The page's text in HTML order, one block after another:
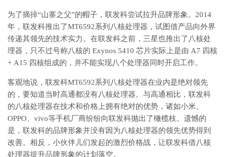
为了摘掉“山寨之父”的帽子，联发科尝试拉升品牌形象。2014
年，联发科推出了MT6592系列八核处理器，试图借产品向外界
传递其领先的技术实力。在联发科之前，三星也推出了八核处
理器，只不过号称八核的 Exynos 5410 芯片实际上是由 A7 四核
+ A15 四核组成的，并不能实现八个处理器同时开启工作。
客观地说，联发科MT6592系列八核处理器在业内是绝对领先
的，要知道当时高通都没有八核处理器。与高通相比，联发科
的八核处理器在技术和价格上拥有绝对的优势，诸如小米、
OPPO、vivo等手机厂商纷纷向联发科抛出了橄榄枝。遗憾的
是，联发科的品牌形象并没有因为八核处理器的领先优势得到
改善。相反，小伙伴儿们发起的激烈价格战，让联发科借八核
处理器提升品牌形象的计划落空。